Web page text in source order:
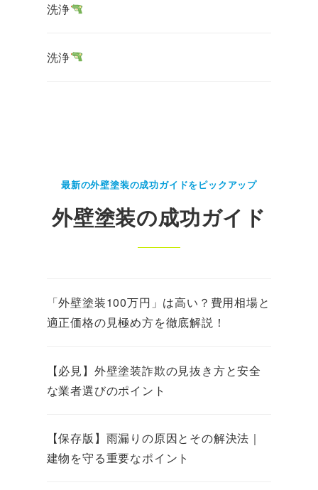
洗浄
洗浄
最新の外壁塗装の成功ガイドをピックアップ
外壁塗装の成功ガイド
「外壁塗装100万円」は高い？費用相場と
適正価格の見極め方を徹底解説！
【必見】外壁塗装詐欺の見抜き方と安全
な業者選びのポイント
【保存版】雨漏りの原因とその解決法｜
建物を守る重要なポイント